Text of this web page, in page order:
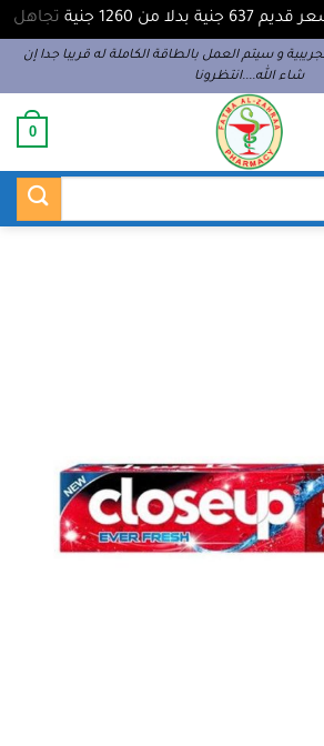
تجاهل
و سيتم العمل بالطاقة الكاملة له قريبا جدا إن
شاء الله....انتظرونا
0